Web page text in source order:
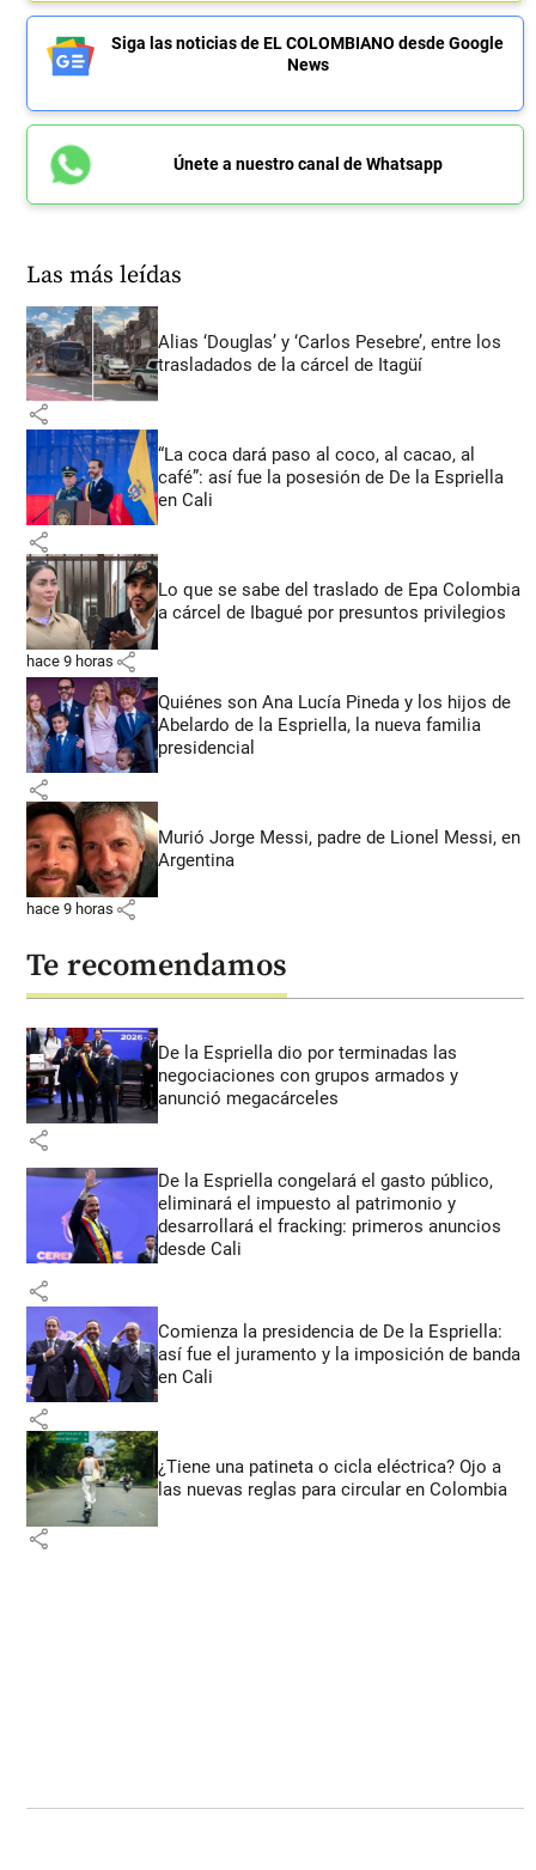
Siga las noticias de EL COLOMBIANO desde Google
News
Únete a nuestro canal de Whatsapp
Las más leídas
Alias ‘Douglas’ y ‘Carlos Pesebre’, entre los
trasladados de la cárcel de Itagüí
share
“La coca dará paso al coco, al cacao, al
café”: así fue la posesión de De la Espriella
en Cali
share
Lo que se sabe del traslado de Epa Colombia
a cárcel de Ibagué por presuntos privilegios
hace 9 horas share
Quiénes son Ana Lucía Pineda y los hijos de
Abelardo de la Espriella, la nueva familia
presidencial
share
Murió Jorge Messi, padre de Lionel Messi, en
Argentina
hace 9 horas share
Te recomendamos
De la Espriella dio por terminadas las
negociaciones con grupos armados y
anunció megacárceles
share
De la Espriella congelará el gasto público,
eliminará el impuesto al patrimonio y
desarrollará el fracking: primeros anuncios
desde Cali
share
Comienza la presidencia de De la Espriella:
así fue el juramento y la imposición de banda
en Cali
share
¿Tiene una patineta o cicla eléctrica? Ojo a
las nuevas reglas para circular en Colombia
share